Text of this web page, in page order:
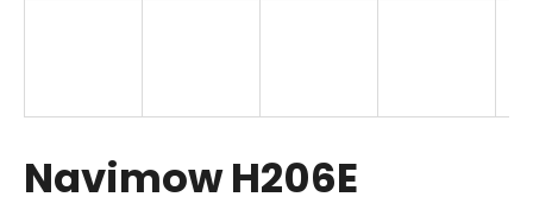
Navimow H206E
ť
?